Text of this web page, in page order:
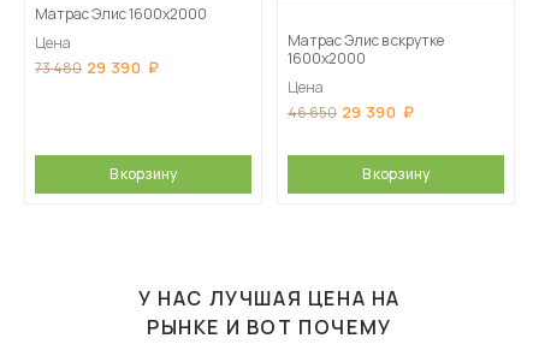
Матрас Элис 1600х2000
Цена
73 480 29 390
В корзину
Матрас Элис в скрутке
1600х2000
Цена
46 650 29 390
В корзину
У НАС ЛУЧШАЯ ЦЕНА НА
РЫНКЕ И ВОТ ПОЧЕМУ